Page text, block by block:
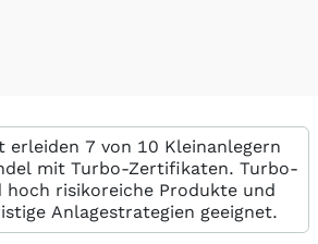
erleiden 7 von 10 Kleinanlegern
mit Turbo-Zertifikaten. Turbo-
risikoreiche Produkte und
Anlagestrategien geeignet.